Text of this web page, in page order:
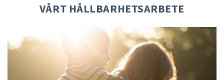
VÅRT HÅLLBARHETSARBETE